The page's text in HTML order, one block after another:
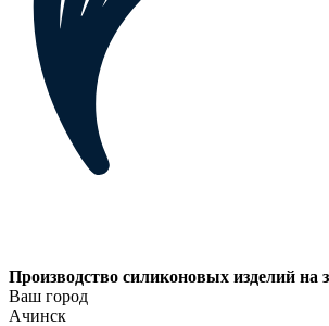
Производство силиконовых изделий на
Ваш город
Ачинск